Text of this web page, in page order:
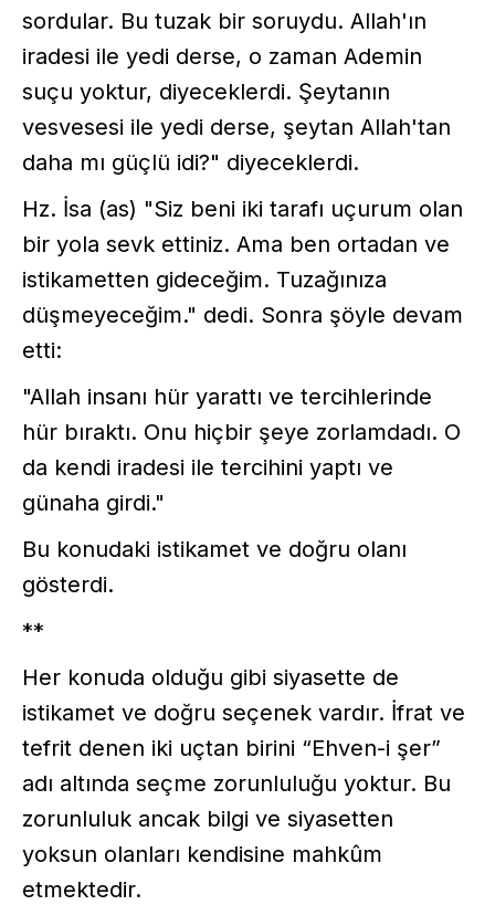
sordular. Bu tuzak bir soruydu. Allah'ın
iradesi ile yedi derse, o zaman Ademin
suçu yoktur, diyeceklerdi. Şeytanın
vesvesesi ile yedi derse, şeytan Allah'tan
daha mı güçlü idi?" diyeceklerdi.
Hz. İsa (as) "Siz beni iki tarafı uçurum olan
bir yola sevk ettiniz. Ama ben ortadan ve
istikametten gideceğim. Tuzağınıza
düşmeyeceğim." dedi. Sonra şöyle devam
etti:
"Allah insanı hür yarattı ve tercihlerinde
hür bıraktı. Onu hiçbir şeye zorlamdadı. O
da kendi iradesi ile tercihini yaptı ve
günaha girdi."
Bu konudaki istikamet ve doğru olanı
gösterdi.
**
Her konuda olduğu gibi siyasette de
istikamet ve doğru seçenek vardır. İfrat ve
tefrit denen iki uçtan birini “Ehven-i şer”
adı altında seçme zorunluluğu yoktur. Bu
zorunluluk ancak bilgi ve siyasetten
yoksun olanları kendisine mahkûm
etmektedir.